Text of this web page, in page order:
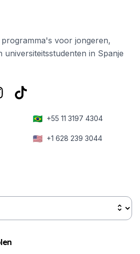
programma's voor jongeren,
universiteitsstudenten in Spanje
🇧🇷 +55 11 3197 4304
🇺🇸 +1 628 239 3044